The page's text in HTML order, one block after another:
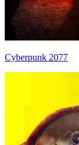
Cyberpunk 2077